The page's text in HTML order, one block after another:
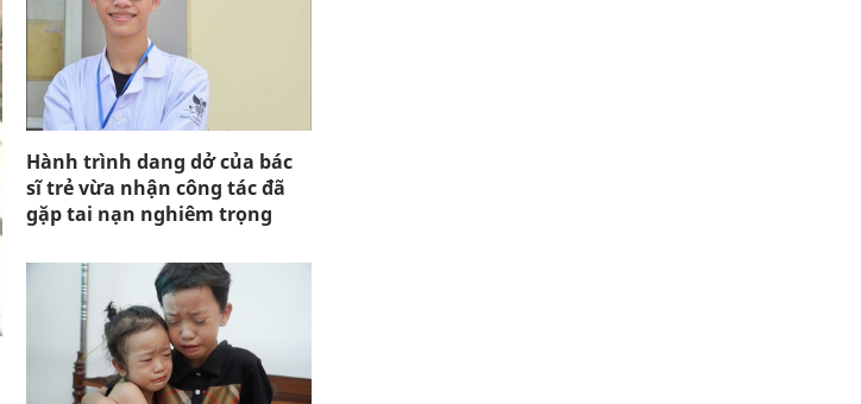
Hành trình dang dở của bác
sĩ trẻ vừa nhận công tác đã
gặp tai nạn nghiêm trọng